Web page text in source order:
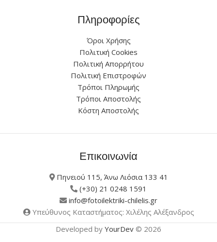
Πληροφορίες
Όροι Χρήσης
Πολιτική Cookies
Πολιτική Απορρήτου
Πολιτική Επιστροφών
Τρόποι Πληρωμής
Τρόποι Αποστολής
Κόστη Αποστολής
Επικοινωνία
Πηνειού 115, Άνω Λιόσια 133 41
(+30) 21 0248 1591
info@fotoilektriki-chilelis.gr
Υπεύθυνος Καταστήματος: Χιλέλης Αλέξανδρος
Developed by YourDev © 2026